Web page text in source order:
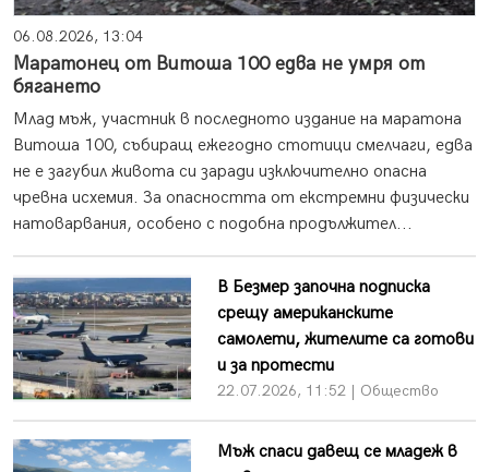
06.08.2026, 13:04
Маратонец от Витоша 100 едва не умря от
бягането
Млад мъж, участник в последното издание на маратона
Витоша 100, събиращ ежегодно стотици смелчаги, едва
не е загубил живота си заради изключително опасна
чревна исхемия. За опасността от екстремни физически
натоварвания, особено с подобна продължител...
В Безмер започна подписка
срещу американските
самолети, жителите са готови
и за протести
22.07.2026, 11:52 | Общество
Мъж спаси давещ се младеж в